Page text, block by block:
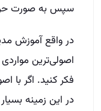
سپس به صورت
در واقع آموزش
اصولی‌ترین
فکر کنید. اگر با
در این زمینه